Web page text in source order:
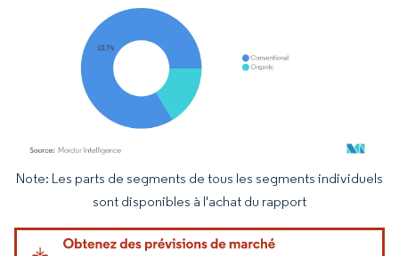
Image © Mordor Intelligence. La réutilisation nécessite une attribution sous CC BY
Note: Les parts de segments de tous les segments individuels
sont disponibles à l'achat du rapport